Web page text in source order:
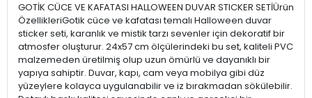
GOTİK CÜCE VE KAFATASI HALLOWEEN DUVAR STICKER SETİÜrün
ÖzellikleriGotik cüce ve kafatası temalı Halloween duvar
sticker seti, karanlık ve mistik tarzı sevenler için dekoratif bir
atmosfer oluşturur. 24x57 cm ölçülerindeki bu set, kaliteli PVC
malzemeden üretilmiş olup uzun ömürlü ve dayanıklı bir
yapıya sahiptir. Duvar, kapı, cam veya mobilya gibi düz
yüzeylere kolayca uygulanabilir ve iz bırakmadan sökülebilir.